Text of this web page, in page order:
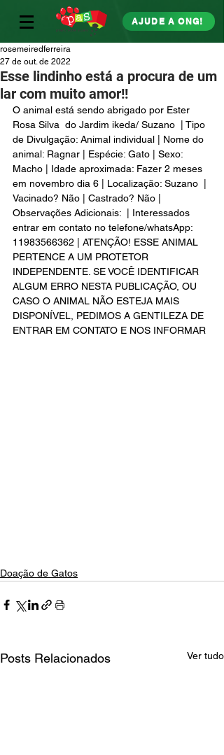
AJUDE A ONG!
Esse lindinho está a procura de um
lar com muito amor!!
rosemeiredferreira
27 de out. de 2022
O animal está sendo abrigado por Ester
Rosa Silva  do Jardim ikeda/ Suzano  | Tipo
de Divulgação: Animal individual | Nome do
animal: Ragnar | Espécie: Gato | Sexo:
Macho | Idade aproximada: Fazer 2 meses
em novembro dia 6 | Localização: Suzano  |
Vacinado? Não | Castrado? Não |
Observações Adicionais:  | Interessados
entrar em contato no telefone/whatsApp:
11983566362 | ATENÇÃO! ESSE ANIMAL
PERTENCE A UM PROTETOR
INDEPENDENTE. SE VOCÊ IDENTIFICAR
ALGUM ERRO NESTA PUBLICAÇÃO, OU
CASO O ANIMAL NÃO ESTEJA MAIS
DISPONÍVEL, PEDIMOS A GENTILEZA DE
ENTRAR EM CONTATO E NOS INFORMAR
Doação de Gatos
Posts Relacionados Ver tudo